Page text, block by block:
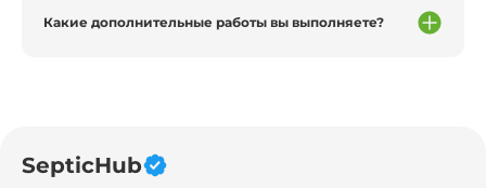
Какие дополнительные работы вы выполняете?
SepticHub